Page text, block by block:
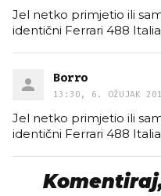
Jel netko primjetio ili
identični Ferrari 488
Borro
13:30, 6. OŽUJAK
Jel netko primjetio ili
identični Ferrari 488